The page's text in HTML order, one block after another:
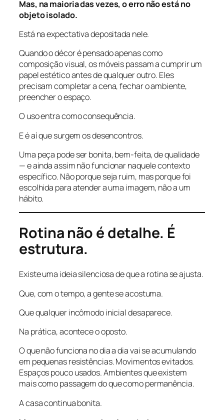
Mas, na maioria das vezes, o erro não está no
objeto isolado.
Está na expectativa depositada nele.
Quando o décor é pensado apenas como
composição visual, os móveis passam a cumprir um
papel estético antes de qualquer outro. Eles
precisam completar a cena, fechar o ambiente,
preencher o espaço.
O uso entra como consequência.
E é aí que surgem os desencontros.
Uma peça pode ser bonita, bem-feita, de qualidade
—e ainda assim não funcionar naquele contexto
específico. Não porque seja ruim, mas porque foi
escolhida para atender a uma imagem, não a um
hábito.
Rotina não é detalhe. É
estrutura.
Existe uma ideia silenciosa de que a rotina se ajusta.
Que, com o tempo, a gente se acostuma.
Que qualquer incômodo inicial desaparece.
Na prática, acontece o oposto.
O que não funciona no dia a dia vai se acumulando
em pequenas resistências. Movimentos evitados.
Espaços pouco usados. Ambientes que existem
mais como passagem do que como permanência.
A casa continua bonita.